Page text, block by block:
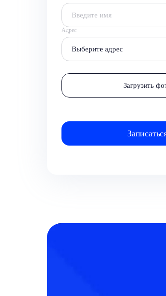
Адрес
Выберите адрес
Загрузить